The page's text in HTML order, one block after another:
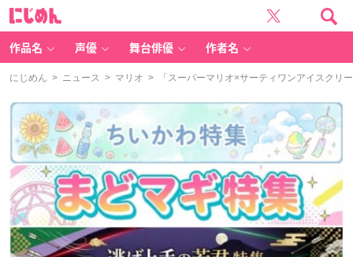
作品名 声優 舞台俳優 作者名
にじめん > ニュース > マリオ > 「スーパーマリオ×サーティワンアイスクリ